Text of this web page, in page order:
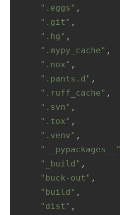
".eggs" ,
".git" ,
".hg" ,
".mypy_cache" ,
".nox" ,
".pants.d" ,
".ruff_cache" ,
".svn" ,
".tox" ,
".venv" ,
"__pypackages__"
"_build" ,
"buck-out" ,
"build" ,
"dist" ,